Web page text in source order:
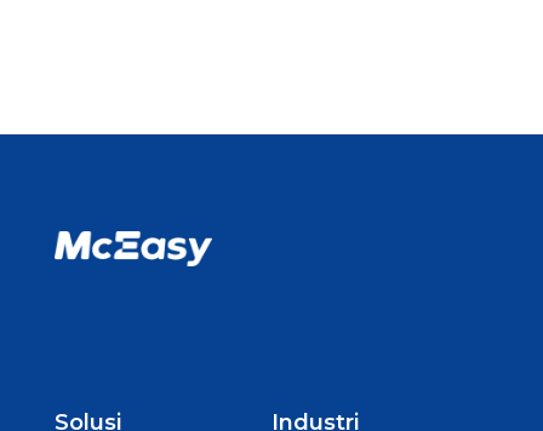
Solusi Industri